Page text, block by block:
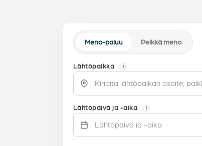
Meno-paluu Pelkkä meno
Lähtöpaikka i
Lähtöpäivä ja -aika i